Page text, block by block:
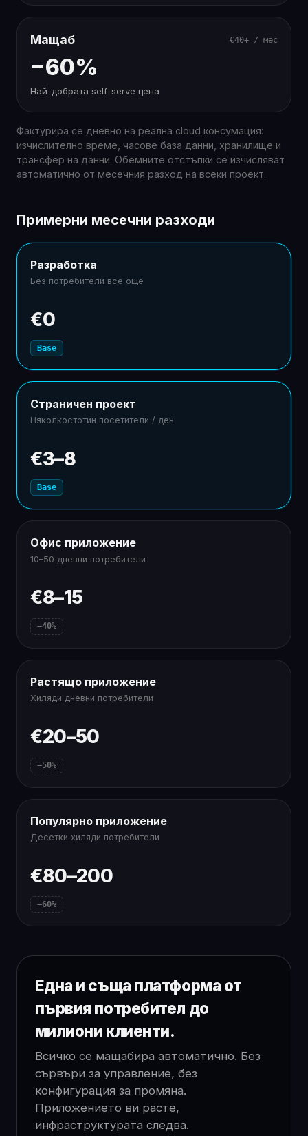
Мащаб €40+ / мес
−60%
Най-добрата self-serve цена
Фактурира се дневно на реална cloud консумация:
изчислително време, часове база данни, хранилище и
трансфер на данни. Обемните отстъпки се изчисляват
автоматично от месечния разход на всеки проект.
Примерни месечни разходи
Разработка
Без потребители все още
€0
Base
Страничен проект
Няколкостотин посетители / ден
€3–8
Base
Офис приложение
10–50 дневни потребители
€8–15
−40%
Растящо приложение
Хиляди дневни потребители
€20–50
−50%
Популярно приложение
Десетки хиляди потребители
€80–200
−60%
Една и съща платформа от
първия потребител до
милиони клиенти.
Всичко се мащабира автоматично. Без
сървъри за управление, без
конфигурация за промяна.
Приложението ви расте,
инфраструктурата следва.